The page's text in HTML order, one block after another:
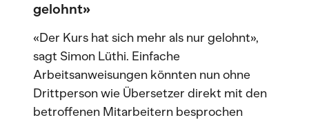
gelohnt»
«Der Kurs hat sich mehr als nur gelohnt»,
sagt Simon Lüthi. Einfache
Arbeitsanweisungen könnten nun ohne
Drittperson wie Übersetzer direkt mit den
betroffenen Mitarbeitern besprochen